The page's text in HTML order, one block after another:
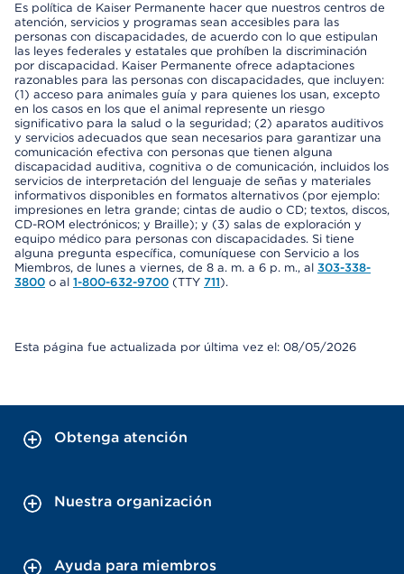
Es política de Kaiser Permanente hacer que nuestros centros de
atención, servicios y programas sean accesibles para las
personas con discapacidades, de acuerdo con lo que estipulan
las leyes federales y estatales que prohíben la discriminación
por discapacidad. Kaiser Permanente ofrece adaptaciones
razonables para las personas con discapacidades, que incluyen:
(1) acceso para animales guía y para quienes los usan, excepto
en los casos en los que el animal represente un riesgo
significativo para la salud o la seguridad; (2) aparatos auditivos
y servicios adecuados que sean necesarios para garantizar una
comunicación efectiva con personas que tienen alguna
discapacidad auditiva, cognitiva o de comunicación, incluidos los
servicios de interpretación del lenguaje de señas y materiales
informativos disponibles en formatos alternativos (por ejemplo:
impresiones en letra grande; cintas de audio o CD; textos, discos,
CD-ROM electrónicos; y Braille); y (3) salas de exploración y
equipo médico para personas con discapacidades. Si tiene
alguna pregunta específica, comuníquese con Servicio a los
Miembros, de lunes a viernes, de 8 a. m. a 6 p. m., al 303-338-
3800 o al 1-800-632-9700 (TTY 711).
Esta página fue actualizada por última vez el: 08/05/2026
Obtenga atención
Nuestra organización
Ayuda para miembros